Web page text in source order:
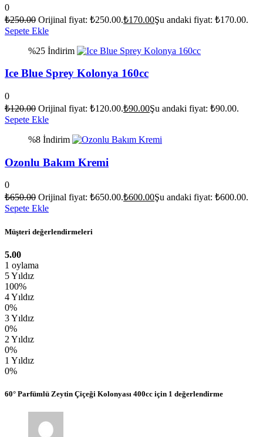
0
₺250.00 Orijinal fiyat: ₺250.00.₺170.00Şu andaki fiyat: ₺170.00.
Sepete Ekle
%25 İndirim
Ice Blue Sprey Kolonya 160cc
0
₺120.00 Orijinal fiyat: ₺120.00.₺90.00Şu andaki fiyat: ₺90.00.
Sepete Ekle
%8 İndirim
Ozonlu Bakım Kremi
0
₺650.00 Orijinal fiyat: ₺650.00.₺600.00Şu andaki fiyat: ₺600.00.
Sepete Ekle
Müşteri değerlendirmeleri
5.00
1 oylama
5 Yıldız
100%
4 Yıldız
0%
3 Yıldız
0%
2 Yıldız
0%
1 Yıldız
0%
60° Parfümlü Zeytin Çiçeği Kolonyası 400cc için 1 değerlendirme